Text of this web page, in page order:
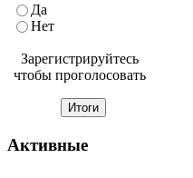
Да
Нет
Зарегистрируйтесь
чтобы проголосовать
Активные